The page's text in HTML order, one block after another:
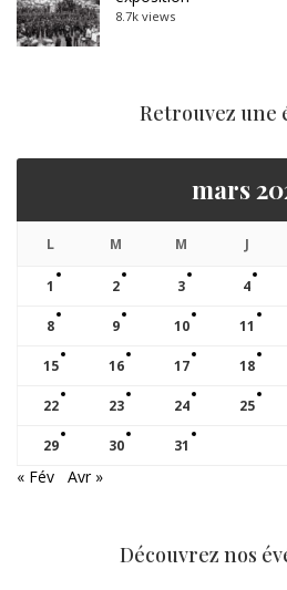
8.7k views
Retrouvez une
mars
L M M J
1 2 3 4
8 9 10 11
15 16 17 18
22 23 24 25
29 30 31
« Fév Avr »
Découvrez nos